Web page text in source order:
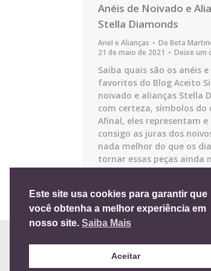
Anéis de Noivado e
Stella Diamonds
Anel e Alianças De Beta
21 de maio de 2021
Deixe um
Saiba quais são os anéis
favoritos do Blog Aceito
noivado e alianças Stella
com certeza, símbolos do
Afinal, eles representam e
consigo as juras dos
nada melhor do que os
tornar essas peças ainda
significativas. A pedra
Este site usa cookies para garantir que
você obtenha a melhor experiência em
nosso site. Saiba Mais
Aceitar